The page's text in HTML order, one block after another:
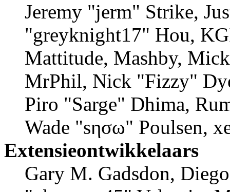
Jeremy "jerm" Strike,
"greyknight17" Hou,
Mattitude, Mashby,
MrPhil, Nick "Fizzy"
Piro "Sarge" Dhima,
Wade "sησω" Poulsen,
Extensieontwikkelaars
Gary M. Gadsdon,